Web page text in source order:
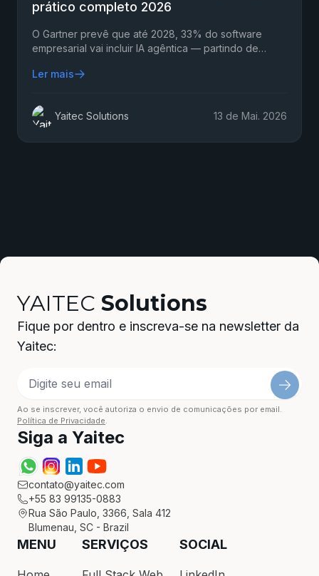
prático completo 2026
O Gartner prevê que até 2028, 33% do software
empresarial vai incluir IA agêntica — partindo de
Ler mais
Yaitec Solutions 13 de Mai. 2026
YAITEC Solutions
Fique por dentro e inscreva-se na newsletter da
Yaitec:
Ao se inscrever, você autoriza o envio de comunicações por email.
Política de Privacidade.
Siga a Yaitec
contato@yaitec.com
+55 83 99135-0883
Rua São Paulo, 3366, Sala 412
Blumenau, SC - Brazil
MENU SERVIÇOS SOCIAL